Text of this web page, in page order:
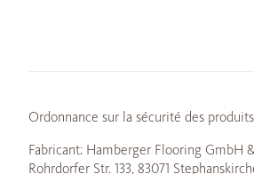
Ordonnance sur la sécurité des produits
Fabricant: Hamberger Flooring GmbH
Rohrdorfer Str. 133, 83071